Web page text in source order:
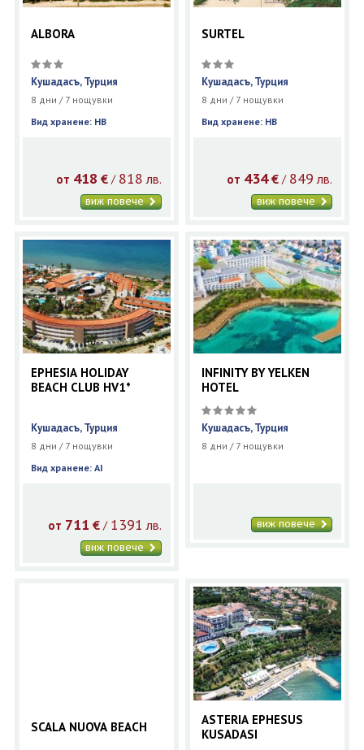
ALBORA
Кушадасъ, Турция
8 дни / 7 нощувки
Вид хранене: HB
от 418 €/ 818 лв.
виж повече
SURTEL
Кушадасъ, Турция
8 дни / 7 нощувки
Вид хранене: HB
от 434 € / 849 лв.
виж повече
EPHESIA HOLIDAY
BEACH CLUB HV1*
Кушадасъ, Турция
8 дни / 7 нощувки
Вид хранене: AI
от 711 €/ 1391 лв.
виж повече
INFINITY BY YELKEN
HOTEL
Кушадасъ, Турция
8 дни / 7 нощувки
виж повече
SCALA NUOVA BEACH
ASTERIA EPHESUS
KUSADASI